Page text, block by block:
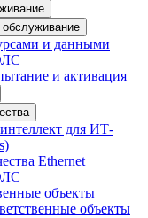
обслуживание
и данными
и активация
для ИТ-
Ethernet
объекты
объекты